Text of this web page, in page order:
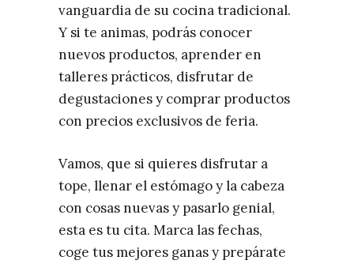
vanguardia de su cocina tradicional.
Y si te animas, podrás conocer
nuevos productos, aprender en
talleres prácticos, disfrutar de
degustaciones y comprar productos
con precios exclusivos de feria.
Vamos, que si quieres disfrutar a
tope, llenar el estómago y la cabeza
con cosas nuevas y pasarlo genial,
esta es tu cita. Marca las fechas,
coge tus mejores ganas y prepárate